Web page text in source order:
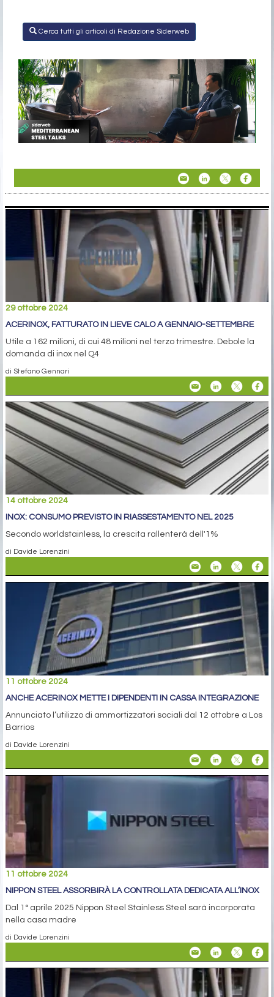
Cerca tutti gli articoli di Redazione Siderweb
29 ottobre 2024
ACERINOX, FATTURATO IN LIEVE CALO A GENNAIO-SETTEMBRE
Utile a 162 milioni, di cui 48 milioni nel terzo trimestre. Debole la
domanda di inox nel Q4
di Stefano Gennari
14 ottobre 2024
INOX: CONSUMO PREVISTO IN RIASSESTAMENTO NEL 2025
Secondo worldstainless, la crescita rallenterà dell'1%
di Davide Lorenzini
11 ottobre 2024
ANCHE ACERINOX METTE I DIPENDENTI IN CASSA INTEGRAZIONE
Annunciato l’utilizzo di ammortizzatori sociali dal 12 ottobre a Los
Barrios
di Davide Lorenzini
11 ottobre 2024
NIPPON STEEL ASSORBIRÀ LA CONTROLLATA DEDICATA ALL’INOX
Dal 1° aprile 2025 Nippon Steel Stainless Steel sarà incorporata
nella casa madre
di Davide Lorenzini